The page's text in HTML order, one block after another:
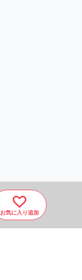
お気に入り追加